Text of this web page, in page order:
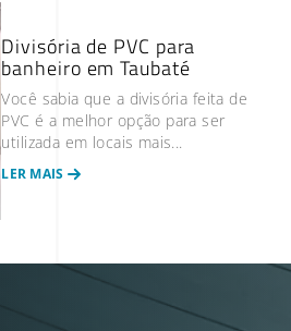
Divisória de PVC para
banheiro em Taubaté
Você sabia que a divisória feita de
PVC é a melhor opção para ser
utilizada em locais mais...
LER MAIS